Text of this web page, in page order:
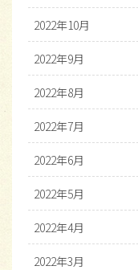
2022年10月
2022年9月
2022年8月
2022年7月
2022年6月
2022年5月
2022年4月
2022年3月